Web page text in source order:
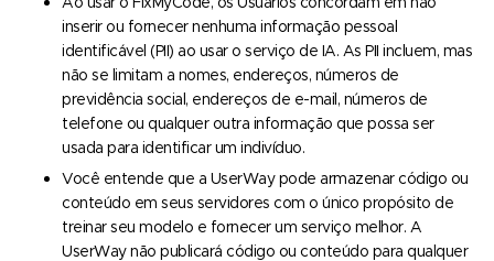
Ao usar o FixMyCode, os Usuários concordam em não
inserir ou fornecer nenhuma informação pessoal
identificável (PII) ao usar o serviço de IA. As PII incluem, mas
não se limitam a nomes, endereços, números de
previdência social, endereços de e-mail, números de
telefone ou qualquer outra informação que possa ser
usada para identificar um indivíduo.
Você entende que a UserWay pode armazenar código ou
conteúdo em seus servidores com o único propósito de
treinar seu modelo e fornecer um serviço melhor. A
UserWay não publicará código ou conteúdo para qualquer